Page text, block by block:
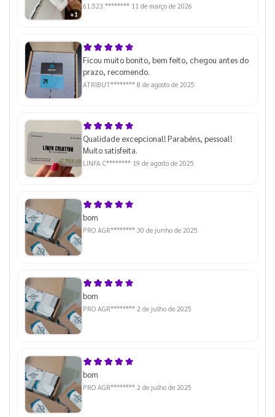
+1
61.523.******** 11 de março de 2026
Ficou muito bonito, bem feito, chegou antes do
prazo, recomendo.
ATRIBUT******** 8 de agosto de 2025
Qualidade excepcional! Parabéns, pessoal!
Muito satisfeita.
LINFA C******** 19 de agosto de 2025
bom
PRO AGR******** 30 de junho de 2025
bom
PRO AGR******** 2 de julho de 2025
bom
PRO AGR******** 2 de julho de 2025